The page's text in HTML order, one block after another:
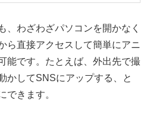
、わざわざパソコンを開かなく
ら直接アクセスして簡単にアニ
能です。たとえば、外出先で撮
かしてSNSにアップする、と
できます。